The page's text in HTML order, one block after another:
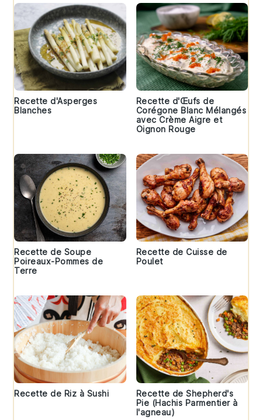
Recette d'Asperges
Blanches
Recette d'Œufs de
Corégone Blanc Mélangés
avec Crème Aigre et
Oignon Rouge
Recette de Soupe
Poireaux-Pommes de
Terre
Recette de Cuisse de
Poulet
Recette de Riz à Sushi
Recette de Shepherd's
Pie (Hachis Parmentier à
l'agneau)